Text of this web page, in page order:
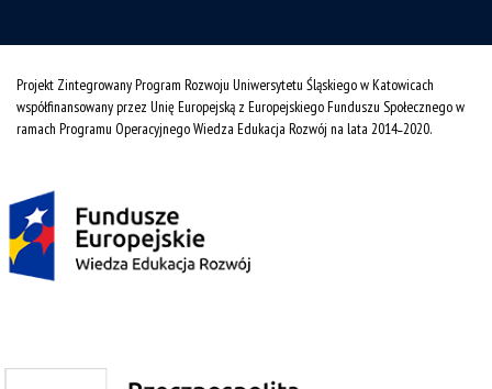
Projekt Zintegrowany Program Rozwoju Uniwersytetu Śląskiego w Katowicach
współfinansowany przez Unię Europejską z Europejskiego Funduszu Społecznego w
ramach Programu Operacyjnego Wiedza Edukacja Rozwój na lata 2014˗2020.